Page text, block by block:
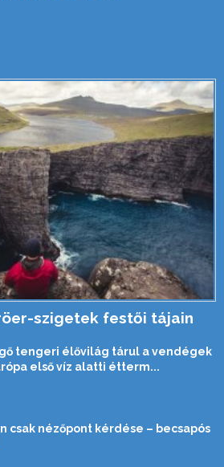
szigetek festői tájain
tengeri élővilág tárul a vendégek
első víz alatti étterm...
csak nézőpont kérdése – becsapós